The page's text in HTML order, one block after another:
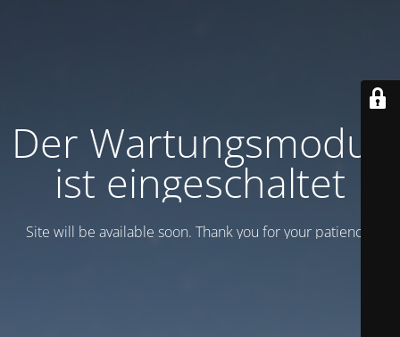
Der Wartungsmodus
ist eingeschaltet
Site will be available soon. Thank you for your patience!